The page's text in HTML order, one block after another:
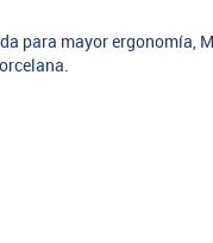
para mayor ergonomía,